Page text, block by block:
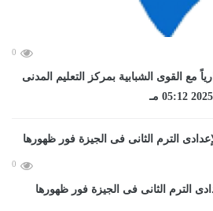
0
مع القوى الشبابية بمركز التعليم المدنى
0
الترم الثانى فى الجيزة فور ظهورها